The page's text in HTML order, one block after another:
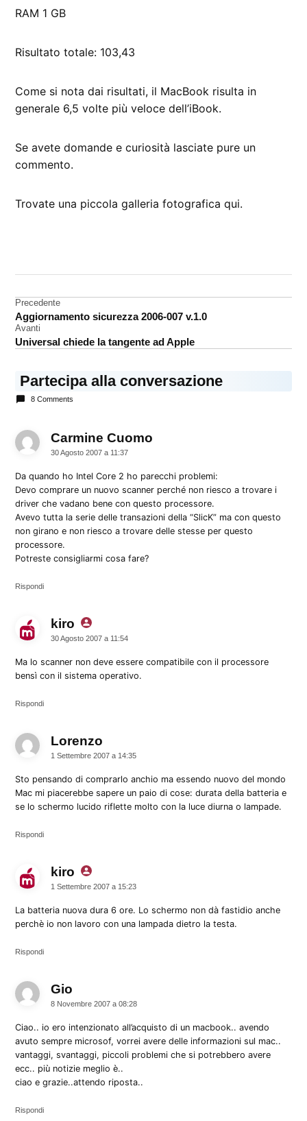
RAM 1 GB
Risultato totale: 103,43
Come si nota dai risultati, il MacBook risulta in
generale 6,5 volte più veloce dell’iBook.
Se avete domande e curiosità lasciate pure un
commento.
Trovate una piccola galleria fotografica qui.
Navigazione
articoli
Precedente
Aggiornamento sicurezza 2006-007 v.1.0
Avanti
Universal chiede la tangente ad Apple
Partecipa alla conversazione
8 Comments
Carmine Cuomo
30 Agosto 2007 a 11:37
Da quando ho Intel Core 2 ho parecchi problemi:
Devo comprare un nuovo scanner perché non riesco a trovare i
driver che vadano bene con questo processore.
Avevo tutta la serie delle transazioni della “SlicK” ma con questo
non girano e non riesco a trovare delle stesse per questo
processore.
Potreste consigliarmi cosa fare?
Rispondi
kiro dice:
30 Agosto 2007 a 11:54
Ma lo scanner non deve essere compatibile con il processore
bensì con il sistema operativo.
Rispondi
Lorenzo
1 Settembre 2007 a 14:35
Sto pensando di comprarlo anchio ma essendo nuovo del mondo
Mac mi piacerebbe sapere un paio di cose: durata della batteria e
se lo schermo lucido riflette molto con la luce diurna o lampade.
Rispondi
kiro dice:
1 Settembre 2007 a 15:23
La batteria nuova dura 6 ore. Lo schermo non dà fastidio anche
perchè io non lavoro con una lampada dietro la testa.
Rispondi
Gio
8 Novembre 2007 a 08:28
Ciao.. io ero intenzionato all’acquisto di un macbook.. avendo
avuto sempre microsof, vorrei avere delle informazioni sul mac..
vantaggi, svantaggi, piccoli problemi che si potrebbero avere
ecc.. più notizie meglio è..
ciao e grazie..attendo riposta..
Rispondi